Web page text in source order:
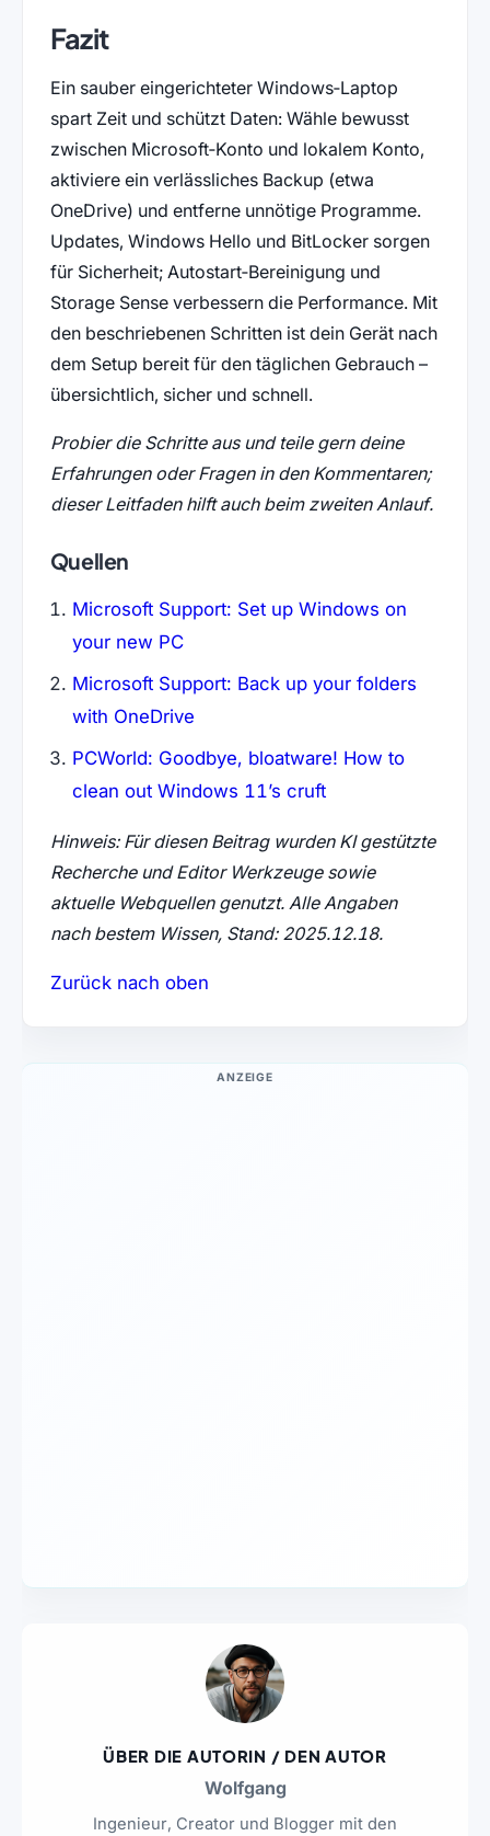
Fazit
Ein sauber eingerichteter Windows‑Laptop
spart Zeit und schützt Daten: Wähle bewusst
zwischen Microsoft‑Konto und lokalem Konto,
aktiviere ein verlässliches Backup (etwa
OneDrive) und entferne unnötige Programme.
Updates, Windows Hello und BitLocker sorgen
für Sicherheit; Autostart‑Bereinigung und
Storage Sense verbessern die Performance. Mit
den beschriebenen Schritten ist dein Gerät nach
dem Setup bereit für den täglichen Gebrauch –
übersichtlich, sicher und schnell.
Probier die Schritte aus und teile gern deine
Erfahrungen oder Fragen in den Kommentaren;
dieser Leitfaden hilft auch beim zweiten Anlauf.
Quellen
Microsoft Support: Set up Windows on
your new PC
Microsoft Support: Back up your folders
with OneDrive
PCWorld: Goodbye, bloatware! How to
clean out Windows 11’s cruft
Hinweis: Für diesen Beitrag wurden KI gestützte
Recherche und Editor Werkzeuge sowie
aktuelle Webquellen genutzt. Alle Angaben
nach bestem Wissen, Stand: 2025.12.18.
Zurück nach oben
ANZEIGE
ÜBER DIE AUTORIN / DEN AUTOR
Wolfgang
Ingenieur, Creator und Blogger mit den